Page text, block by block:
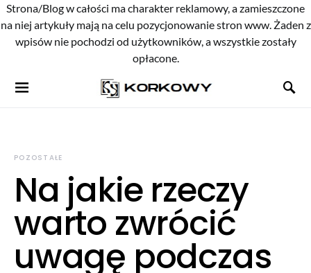
Strona/Blog w całości ma charakter reklamowy, a zamieszczone
na niej artykuły mają na celu pozycjonowanie stron www. Żaden z
wpisów nie pochodzi od użytkowników, a wszystkie zostały
opłacone.
POZOSTAŁE
Na jakie rzeczy
warto zwrócić
uwagę podczas